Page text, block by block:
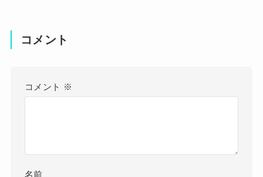
コメント
コメント ※
名前